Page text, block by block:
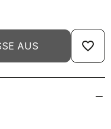
AUS favorite_border